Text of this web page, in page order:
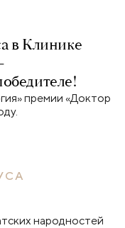
в Клинике
премии «Доктор
народностей